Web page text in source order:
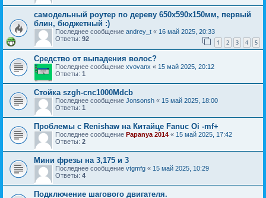
самодельный роутер по дереву 650х590х150мм, первый
блин, бюджетный :)
Последнее сообщение andrey_t « 16 май 2025, 20:33
Ответы: 92 1 2 3 4 5
Средство от выпадения волос?
Последнее сообщение xvovanx « 15 май 2025, 20:12
Ответы: 1
Стойка szgh-cnc1000Mdcb
Последнее сообщение Jonsonsh « 15 май 2025, 18:00
Ответы: 1
Проблемы с Renishaw на Китайце Fanuc Oi -mf+
Последнее сообщение Papanya 2014 « 15 май 2025, 17:42
Ответы: 2
Мини фрезы на 3,175 и 3
Последнее сообщение vtgmfg « 15 май 2025, 10:29
Ответы: 4
Подключение шагового двигателя.